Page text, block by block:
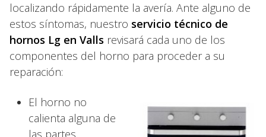
localizando rápidamente la avería. Ante alguno de
estos síntomas, nuestro servicio técnico de
hornos Lg en Valls revisará cada uno de los
componentes del horno para proceder a su
reparación:
El horno no
calienta alguna de
las partes.